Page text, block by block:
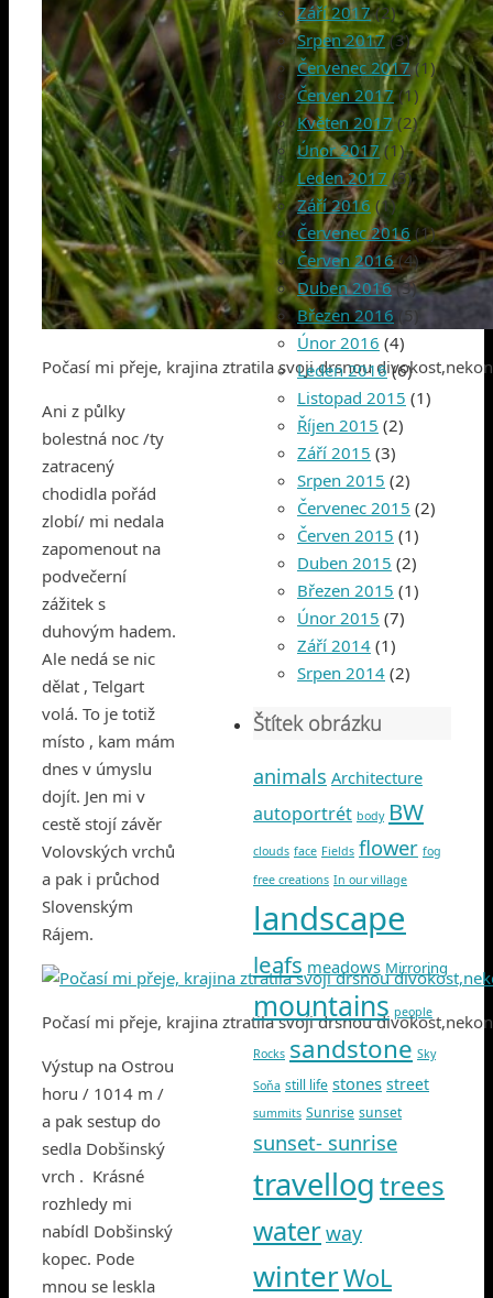
Počasí mi přeje, krajina ztratila svoji drsnou
Ani z půlky
bolestná noc /ty
zatracený
chodidla pořád
zlobí/ mi nedala
zapomenout na
podvečerní
zážitek s
duhovým hadem.
Ale nedá se nic
dělat , Telgart
volá. To je totiž
místo , kam mám
dnes v úmyslu
dojít. Jen mi v
cestě stojí závěr
Volovských vrchů
a pak i průchod
Slovenským
Rájem.
Počasí mi přeje, krajina ztratila svoji drsnou
Výstup na Ostrou
horu / 1014 m /
a pak sestup do
sedla Dobšinský
vrch . Krásné
rozhledy mi
nabídl Dobšinský
kopec. Pode
mnou se leskla
Září 2017(2)
Srpen 2017(3)
Červenec 2017(1)
Červen 2017(1)
Květen 2017(2)
Únor 2017(1)
Leden 2017(3)
Září 2016 (1)
Červenec 2016 (1)
Červen 2016(4)
Duben 2016(3)
Březen 2016(5)
Únor 2016 (4)
Leden 2016(6)
Listopad 2015 (1)
Říjen 2015 (2)
Září 2015 (3)
Srpen 2015 (2)
Červenec 2015 (2)
Červen 2015 (1)
Duben 2015 (2)
Březen 2015 (1)
Únor 2015 (7)
Září 2014 (1)
Srpen 2014 (2)
Štítek obrázku
animals Architecture
autoportrét body BW
clouds face Fields flower fog
free creations In our village
landscape
leafs meadows Mirroring
mountains people
Rocks sandstone Sky
Soňa still life stones street
summits Sunrise sunset
sunset- sunrise
travellogtrees
waterway
winterWoL